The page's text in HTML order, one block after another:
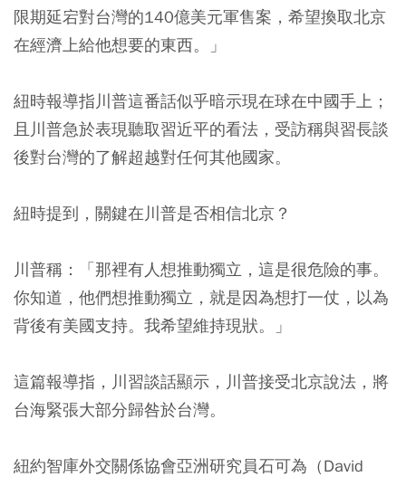
限期延宕對台灣的140億美元軍售案，希望換取北京
在經濟上給他想要的東西。」
紐時報導指川普這番話似乎暗示現在球在中國手上；
且川普急於表現聽取習近平的看法，受訪稱與習長談
後對台灣的了解超越對任何其他國家。
紐時提到，關鍵在川普是否相信北京？
川普稱：「那裡有人想推動獨立，這是很危險的事。
你知道，他們想推動獨立，就是因為想打一仗，以為
背後有美國支持。我希望維持現狀。」
這篇報導指，川習談話顯示，川普接受北京說法，將
台海緊張大部分歸咎於台灣。
紐約智庫外交關係協會亞洲研究員石可為（David